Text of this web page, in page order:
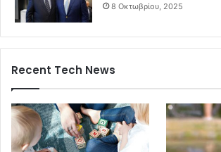
8 Οκτωβρίου, 2025
Recent Tech News